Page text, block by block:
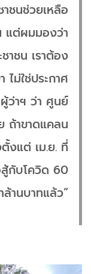
าชนช่วยเหลือ
แต่ผมมองว่า
าชน เราต้อง
ไม่ใช่ประกาศ
ว่าฯ ว่า ศูนย์
ถ้าขาดแคลน
งแต่ เม.ย. ที่
กับโควิด 60
ล้านบาทแล้ว”